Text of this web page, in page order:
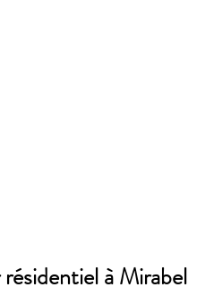
à Mirabel